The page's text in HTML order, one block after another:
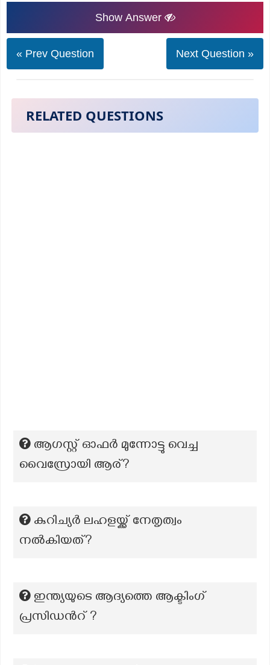
Show Answer
« Prev Question Next Question »
RELATED QUESTIONS
ആഗസ്റ്റ് ഓഫർ മുന്നോട്ടു വെച്ച
വൈസ്രോയി ആര്?
കുറിച്യർ ലഹളയ്ക്ക് നേതൃത്വം
നൽകിയത്?
ഇന്ത്യയുടെ ആദ്യത്തെ ആക്ടിംഗ്
പ്രസിഡൻറ് ?